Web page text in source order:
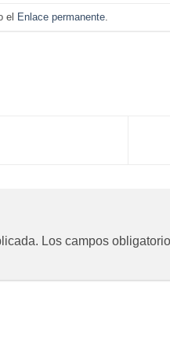
el Enlace permanente.
Los campos